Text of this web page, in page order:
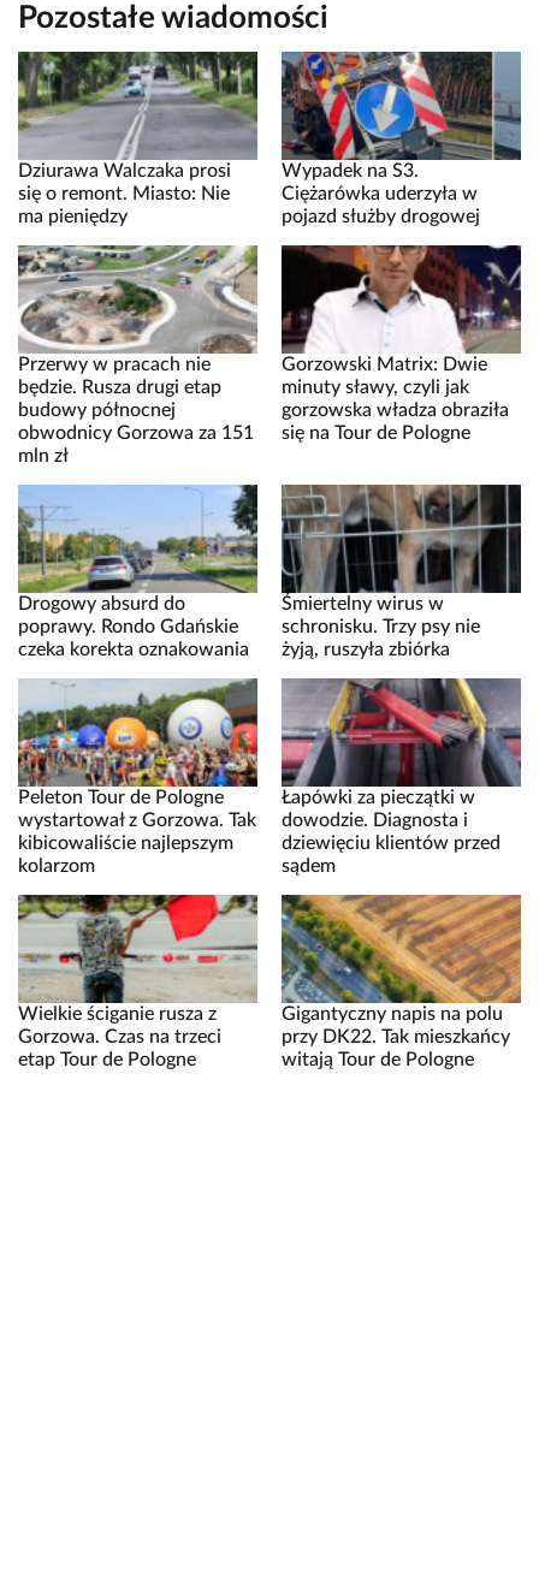
Pozostałe wiadomości
Dziurawa Walczaka prosi
się o remont. Miasto: Nie
ma pieniędzy
Wypadek na S3.
Ciężarówka uderzyła w
pojazd służby drogowej
Przerwy w pracach nie
będzie. Rusza drugi etap
budowy północnej
obwodnicy Gorzowa za 151
mln zł
Gorzowski Matrix: Dwie
minuty sławy, czyli jak
gorzowska władza obraziła
się na Tour de Pologne
Drogowy absurd do
poprawy. Rondo Gdańskie
czeka korekta oznakowania
Śmiertelny wirus w
schronisku. Trzy psy nie
żyją, ruszyła zbiórka
Peleton Tour de Pologne
wystartował z Gorzowa. Tak
kibicowaliście najlepszym
kolarzom
Łapówki za pieczątki w
dowodzie. Diagnosta i
dziewięciu klientów przed
sądem
Wielkie ściganie rusza z
Gorzowa. Czas na trzeci
etap Tour de Pologne
Gigantyczny napis na polu
przy DK22. Tak mieszkańcy
witają Tour de Pologne